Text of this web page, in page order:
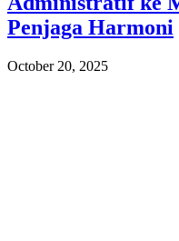
Penjaga Harmoni
October 20, 2025